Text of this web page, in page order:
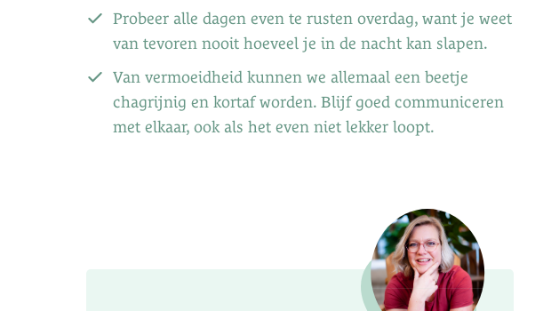
Probeer alle dagen even te rusten overdag, want je weet
van tevoren nooit hoeveel je in de nacht kan slapen.
Van vermoeidheid kunnen we allemaal een beetje
chagrijnig en kortaf worden. Blijf goed communiceren
met elkaar, ook als het even niet lekker loopt.